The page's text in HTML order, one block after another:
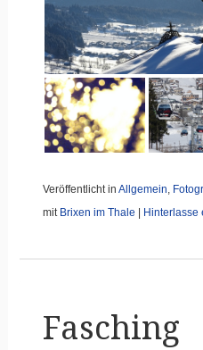
Veröffentlicht in Allgemein
mit Brixen im Thale | Hinterlasse
Fasching